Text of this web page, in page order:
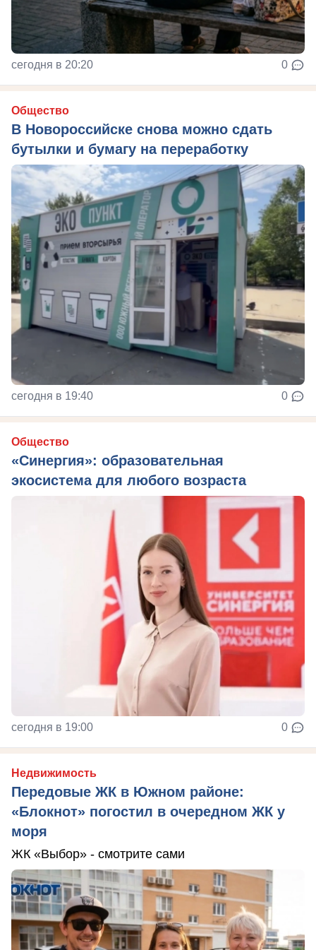
сегодня в 20:20 0
Общество
В Новороссийске снова можно сдать
бутылки и бумагу на переработку
сегодня в 19:40 0
Общество
«Синергия»: образовательная
экосистема для любого возраста
сегодня в 19:00 0
Недвижимость
Передовые ЖК в Южном районе:
«Блокнот» погостил в очередном ЖК у
моря
ЖК «Выбор» - смотрите сами